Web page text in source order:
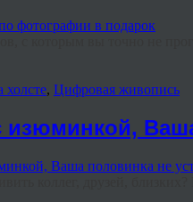
холсте, Цифровая живопись
изюминкой,